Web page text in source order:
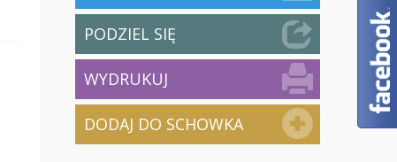
PODZIEL SIĘ
WYDRUKUJ
DODAJ DO SCHOWKA